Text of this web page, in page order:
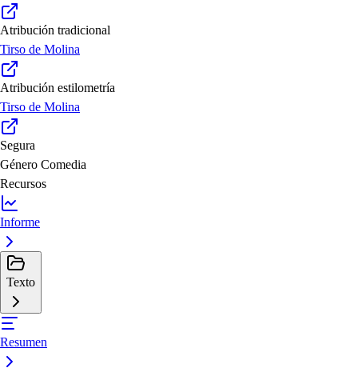
Atribución tradicional
Tirso de Molina
Atribución estilometría
Tirso de Molina
Segura
Género Comedia
Recursos
Informe
Texto
Resumen